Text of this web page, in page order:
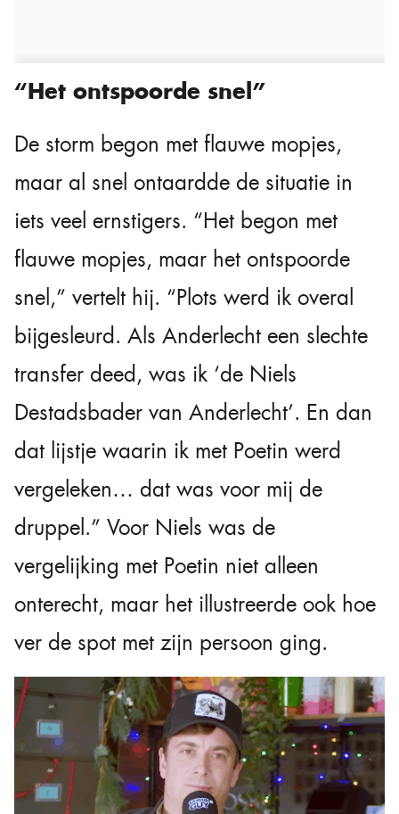
“Het ontspoorde snel”
De storm begon met flauwe mopjes,
maar al snel ontaardde de situatie in
iets veel ernstigers. “Het begon met
flauwe mopjes, maar het ontspoorde
snel,” vertelt hij. “Plots werd ik overal
bijgesleurd. Als Anderlecht een slechte
transfer deed, was ik ‘de Niels
Destadsbader van Anderlecht’. En dan
dat lijstje waarin ik met Poetin werd
vergeleken… dat was voor mij de
druppel.” Voor Niels was de
vergelijking met Poetin niet alleen
onterecht, maar het illustreerde ook hoe
ver de spot met zijn persoon ging.